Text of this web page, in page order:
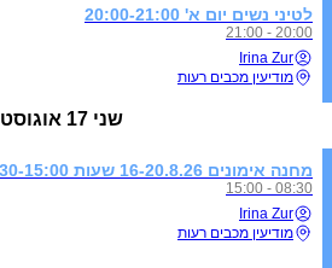
לטיני נשים יום א' 20:00-21:00
20:00 - 21:00
Irina Zur
מודיעין מכבים רעות
שני 17 אוגוסט
מחנה אימונים 16-20.8.26 שעות 8:30-15:00
08:30 - 15:00
Irina Zur
מודיעין מכבים רעות